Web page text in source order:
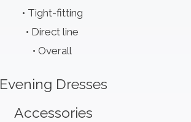
Tight-fitting
Direct line
Overall
Evening Dresses
Accessories